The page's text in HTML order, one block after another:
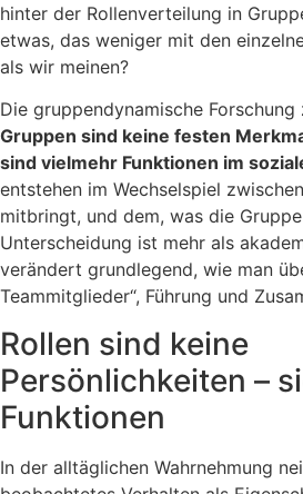
hinter der Rollenverteilung in
etwas, das weniger mit den
als wir meinen?
Die gruppendynamische Forschung
Gruppen sind keine festen
sind vielmehr Funktionen im
entstehen im Wechselspiel
mitbringt, und dem, was die
Unterscheidung ist mehr als
verändert grundlegend, wie man
Teammitglieder“, Führung und
Rollen sind keine
Persönlichkeiten –
Funktionen
In der alltäglichen Wahrnehmung